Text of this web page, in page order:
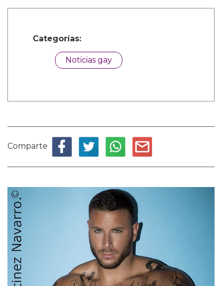
Categorías:
Noticias gay
Comparte